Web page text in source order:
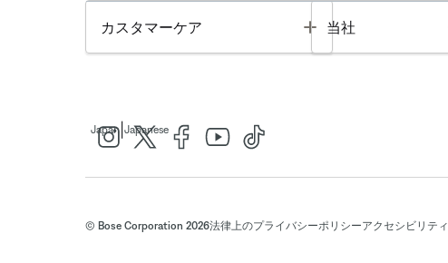
カスタマーケア Toggle
当社
Japan Japanese
© Bose Corporation 2026法律上のプライバシーポリシーアクセシビリティ